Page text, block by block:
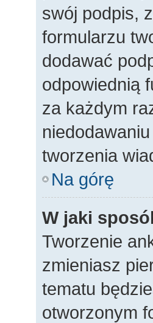
swój podpis,
formularzu
dodawać
odpowiednią
za każdym
tworzenia
Na górę
W jaki
Tworzenie
zmieniasz
tematu
otworzonym